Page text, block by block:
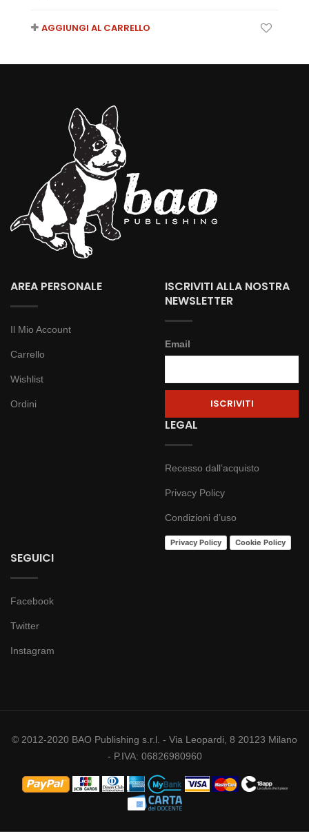
AGGIUNGI AL CARRELLO
AREA PERSONALE
Il Mio Account
Carrello
Wishlist
Ordini
ISCRIVITI ALLA NOSTRA
NEWSLETTER
Email
LEGAL
Recesso dall’acquisto
Privacy Policy
Condizioni d’uso
Privacy Policy Cookie Policy
SEGUICI
Facebook
Twitter
Instagram
© 2012-2020 BAO Publishing s.r.l. - Via Leopardi, 8 20123 Milano
- P.IVA: 06826980960